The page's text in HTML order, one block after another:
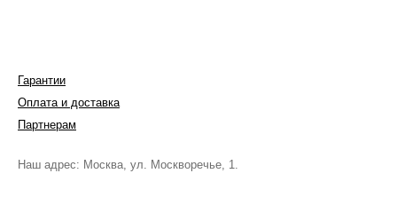
Гарантии
Оплата и доставка
Партнерам
Наш адрес: Москва, ул. Москворечье, 1.